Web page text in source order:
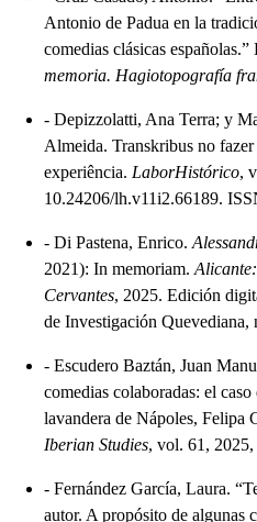
Antonio de Padua en la
comedias clásicas españolas.”
memoria. Hagiotopografía
- Depizzolatti, Ana Terra; y
Almeida. Transkribus no
experiência. LaborHistórico,
10.24206/lh.v11i2.66189.
- Di Pastena, Enrico.
2021): In memoriam.
Cervantes, 2025. Edición
de Investigación Quevediana,
- Escudero Baztán, Juan
comedias colaboradas: el
lavandera de Nápoles, Felipa
Iberian Studies, vol. 61,
- Fernández García, Laura.
autor. A propósito de algunas